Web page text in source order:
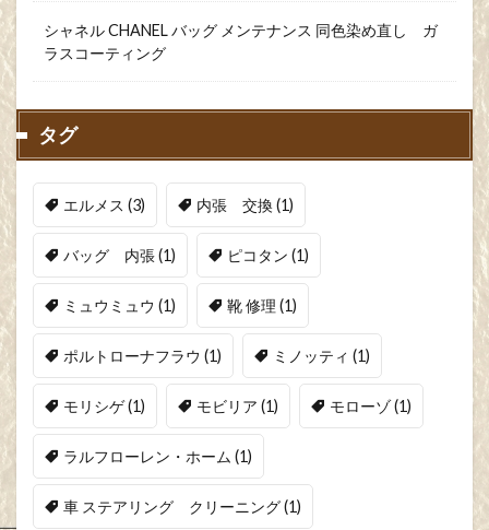
シャネル CHANEL バッグ メンテナンス 同色染め直し ガ
ラスコーティング
タグ
エルメス (3) 内張 交換(1)
バッグ 内張(1) ピコタン (1)
ミュウミュウ (1) 靴 修理 (1)
ポルトローナフラウ (1) ミノッティ (1)
モリシゲ(1) モビリア (1) モローゾ(1)
ラルフローレン・ホーム (1)
車 ステアリング クリーニング(1)